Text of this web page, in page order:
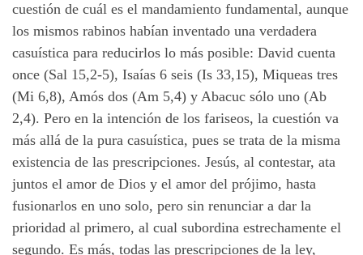
cuestión de cuál es el mandamiento fundamental, aunque
los mismos rabinos habían inventado una verdadera
casuística para reducirlos lo más posible: David cuenta
once (Sal 15,2-5), Isaías 6 seis (Is 33,15), Miqueas tres
(Mi 6,8), Amós dos (Am 5,4) y Abacuc sólo uno (Ab
2,4). Pero en la intención de los fariseos, la cuestión va
más allá de la pura casuística, pues se trata de la misma
existencia de las prescripciones. Jesús, al contestar, ata
juntos el amor de Dios y el amor del prójimo, hasta
fusionarlos en uno solo, pero sin renunciar a dar la
prioridad al primero, al cual subordina estrechamente el
segundo. Es más, todas las prescripciones de la ley,